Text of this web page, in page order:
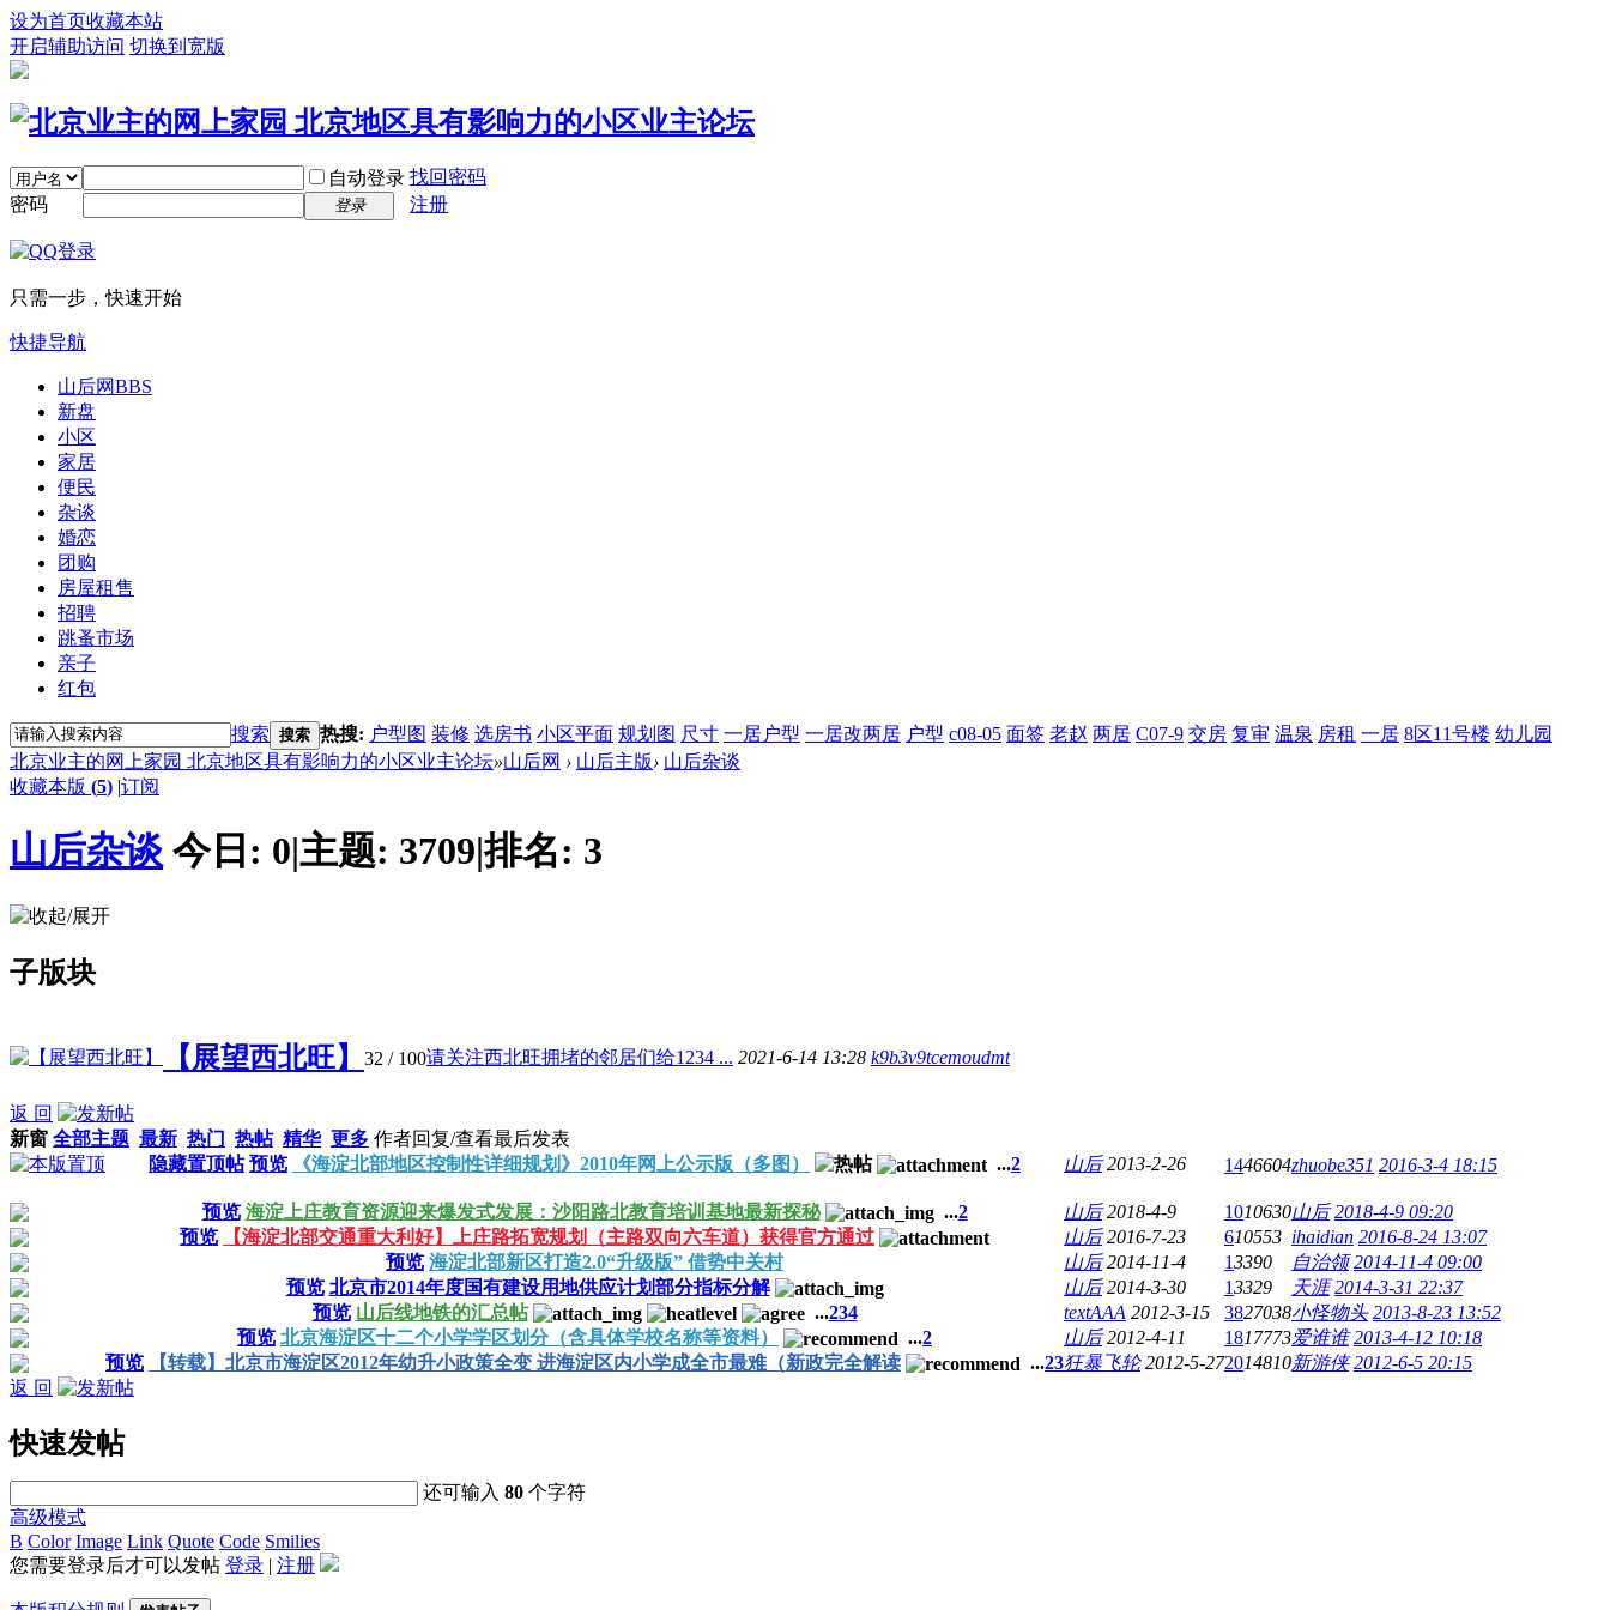
设为首页收藏本站
开启辅助访问 切换到宽版
自动登录 找回密码
密码
登录 注册
只需一步，快速开始
快捷导航
山后网BBS
新盘
小区
家居
便民
杂谈
婚恋
团购
房屋租售
招聘
跳蚤市场
亲子
红包
搜索 搜索 热搜: 户型图 装修 选房书 小区平面 规划图 尺寸 一居户型 一居改两居 户型 c08-05 面签 老赵 两居 C07-9 交房 复审 温泉 房租 一居 8区11号楼 幼儿园
北京业主的网上家园 北京地区具有影响力的小区业主论坛»山后网 › 山后主版› 山后杂谈
收藏本版 (5) |订阅
山后杂谈 今日: 0|主题: 3709|排名: 3
子版块
【展望西北旺】 32 / 100请关注西北旺拥堵的邻居们给1234 ... 2021-6-14 13:28 k9b3v9tcemoudmt
返 回
新窗 全部主题 最新 热门 热帖 精华 更多 作者回复/查看最后发表
隐藏置顶帖 预览 《海淀北部地区控制性详细规划》2010年网上公示版（多图） ...2 山后 2013-2-26 1446604zhuobe351 2016-3-4 18:15
预览 海淀上庄教育资源迎来爆发式发展：沙阳路北教育培训基地最新探秘 ...2 山后 2018-4-9 1010630山后 2018-4-9 09:20
预览
【海淀北部交通重大利好】上庄路拓宽规划（主路双向六车道）获得官方通过 山后 2016-7-23 610553 ihaidian 2016-8-24 13:07
预览 海淀北部新区打造2.0“升级版” 借势中关村 山后 2014-11-4 13390 自治领 2014-11-4 09:00
预览 北京市2014年度国有建设用地供应计划部分指标分解 山后 2014-3-30 13329 天涯 2014-3-31 22:37
预览 山后线地铁的汇总帖 ...234 textAAA 2012-3-15 3827038小怪物头 2013-8-23 13:52
预览 北京海淀区十二个小学学区划分（含具体学校名称等资料） ...2 山后 2012-4-11 1817773爱谁谁 2013-4-12 10:18
预览
【转载】北京市海淀区2012年幼升小政策全变 进海淀区内小学成全市最难（新政完全解读 ...23狂暴飞轮 2012-5-272014810新游侠 2012-6-5 20:15
返 回
快速发帖
还可输入80 个字符
高级模式
B Color Image Link Quote Code Smilies
您需要登录后才可以发帖 登录 | 注册